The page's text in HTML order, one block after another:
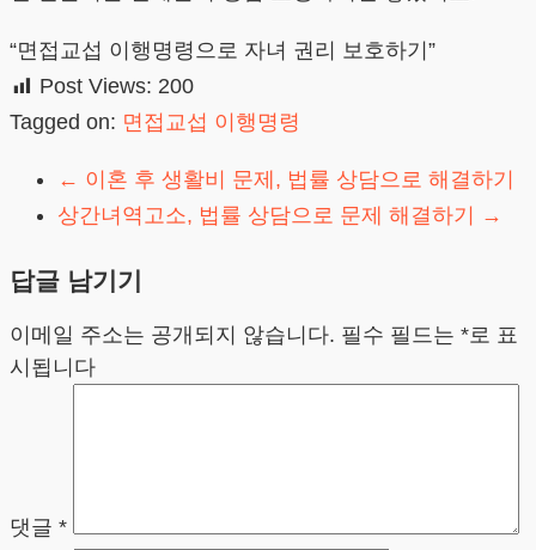
“면접교섭 이행명령으로 자녀 권리 보호하기”
Post Views: 200
Tagged on: 면접교섭 이행명령
← 이혼 후 생활비 문제, 법률 상담으로 해결하기
상간녀역고소, 법률 상담으로 문제 해결하기
→
답글 남기기
이메일 주소는 공개되지 않습니다. 필수 필드는 *로 표
시됩니다
댓글 *